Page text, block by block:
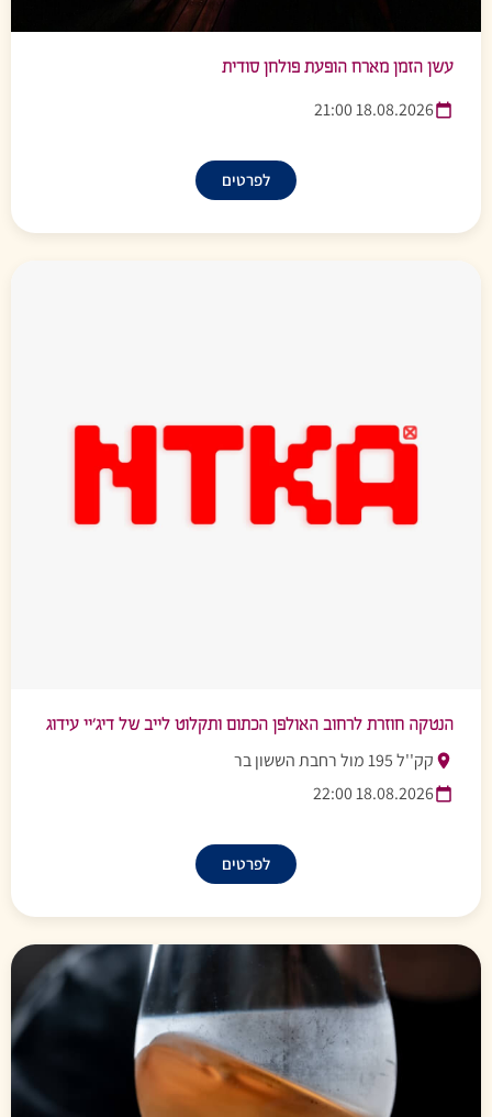
עשן הזמן מארח הופעת פולחן סודית
18.08.2026 21:00
לפרטים
הנטקה חוזרת לרחוב האולפן הכתום ותקלוט לייב של דיג’יי עידוג
קק''ל 195 מול רחבת הששון בר
18.08.2026 22:00
לפרטים